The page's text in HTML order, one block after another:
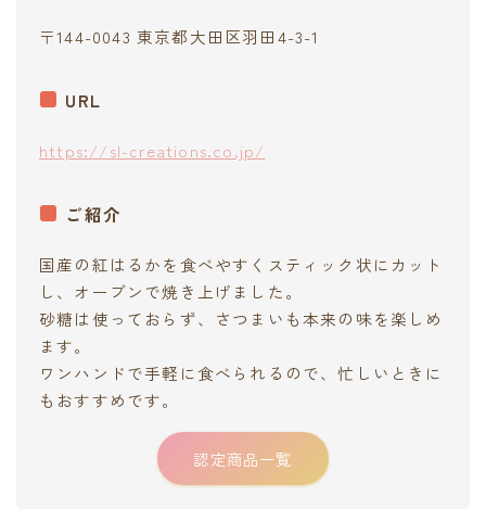
〒144-0043 東京都大田区羽田4-3-1
URL
https://sl-creations.co.jp/
ご紹介
国産の紅はるかを食べやすくスティック状にカット
し、オーブンで焼き上げました。
砂糖は使っておらず、さつまいも本来の味を楽しめ
ます。
ワンハンドで手軽に食べられるので、忙しいときに
もおすすめです。
認定商品一覧